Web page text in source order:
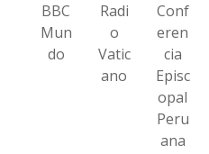
BBC
Mun
do
Radi
o
Vatic
ano
Conf
eren
cia
Episc
opal
Peru
ana